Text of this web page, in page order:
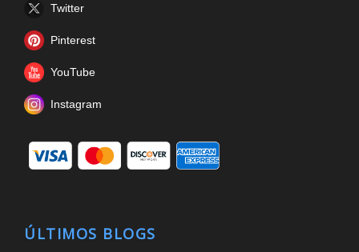
Twitter
Pinterest
YouTube
Instagram
ÚLTIMOS BLOGS